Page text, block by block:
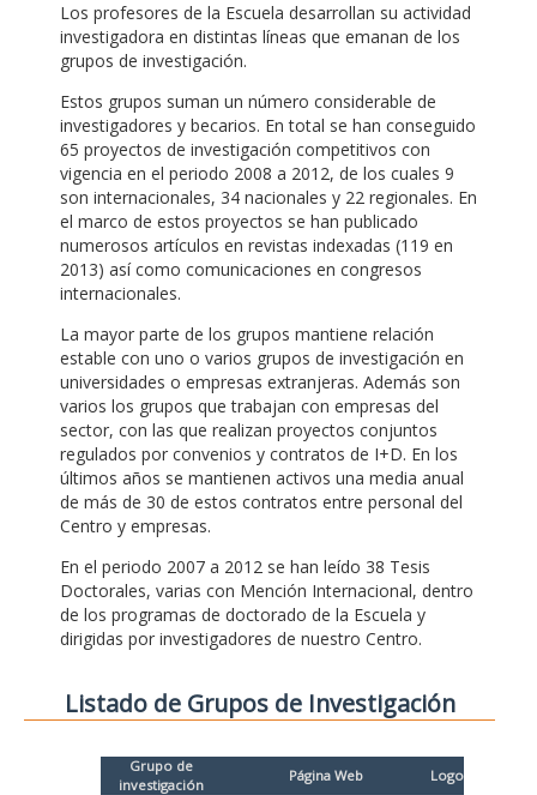
Los profesores de la Escuela desarrollan su actividad
investigadora en distintas líneas que emanan de los
grupos de investigación.
Estos grupos suman un número considerable de
investigadores y becarios. En total se han conseguido
65 proyectos de investigación competitivos con
vigencia en el periodo 2008 a 2012, de los cuales 9
son internacionales, 34 nacionales y 22 regionales. En
el marco de estos proyectos se han publicado
numerosos artículos en revistas indexadas (119 en
2013) así como comunicaciones en congresos
internacionales.
La mayor parte de los grupos mantiene relación
estable con uno o varios grupos de investigación en
universidades o empresas extranjeras. Además son
varios los grupos que trabajan con empresas del
sector, con las que realizan proyectos conjuntos
regulados por convenios y contratos de I+D. En los
últimos años se mantienen activos una media anual
de más de 30 de estos contratos entre personal del
Centro y empresas.
En el periodo 2007 a 2012 se han leído 38 Tesis
Doctorales, varias con Mención Internacional, dentro
de los programas de doctorado de la Escuela y
dirigidas por investigadores de nuestro Centro.
Listado de Grupos de Investigación
Grupo de
investigación
Página Web
Logo